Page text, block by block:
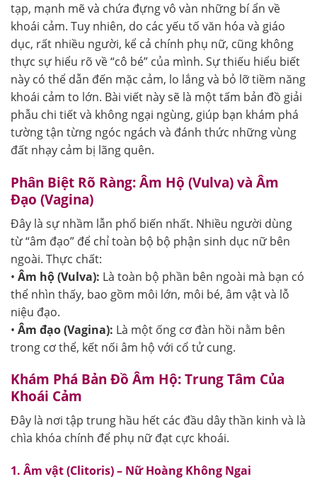
tạp, mạnh mẽ và chứa đựng vô vàn những bí ẩn về
khoái cảm. Tuy nhiên, do các yếu tố văn hóa và giáo
dục, rất nhiều người, kể cả chính phụ nữ, cũng không
thực sự hiểu rõ về “cô bé” của mình. Sự thiếu hiểu biết
này có thể dẫn đến mặc cảm, lo lắng và bỏ lỡ tiềm năng
khoái cảm to lớn. Bài viết này sẽ là một tấm bản đồ giải
phẫu chi tiết và không ngại ngùng, giúp bạn khám phá
tường tận từng ngóc ngách và đánh thức những vùng
đất nhạy cảm bị lãng quên.
Phân Biệt Rõ Ràng: Âm Hộ (Vulva) và Âm
Đạo (Vagina)
Đây là sự nhầm lẫn phổ biến nhất. Nhiều người dùng
từ “âm đạo” để chỉ toàn bộ bộ phận sinh dục nữ bên
ngoài. Thực chất:
• Âm hộ (Vulva): Là toàn bộ phần bên ngoài mà bạn có
thể nhìn thấy, bao gồm môi lớn, môi bé, âm vật và lỗ
niệu đạo.
• Âm đạo (Vagina): Là một ống cơ đàn hồi nằm bên
trong cơ thể, kết nối âm hộ với cổ tử cung.
Khám Phá Bản Đồ Âm Hộ: Trung Tâm Của
Khoái Cảm
Đây là nơi tập trung hầu hết các đầu dây thần kinh và là
chìa khóa chính để phụ nữ đạt cực khoái.
1. Âm vật (Clitoris) – Nữ Hoàng Không Ngai